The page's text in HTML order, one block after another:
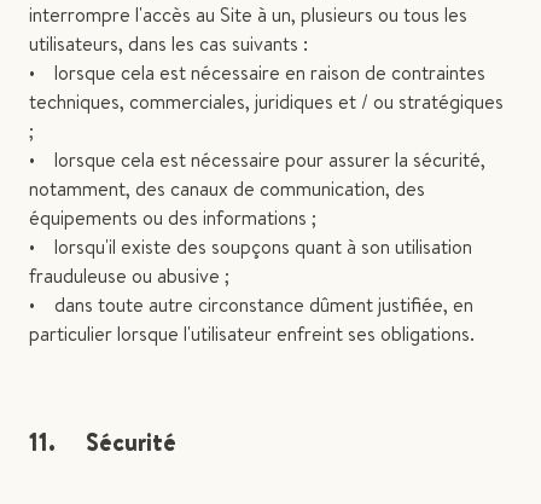
interrompre l'accès au Site à un, plusieurs ou tous les
utilisateurs, dans les cas suivants :
• lorsque cela est nécessaire en raison de contraintes
techniques, commerciales, juridiques et / ou stratégiques
;
• lorsque cela est nécessaire pour assurer la sécurité,
notamment, des canaux de communication, des
équipements ou des informations ;
• lorsqu'il existe des soupçons quant à son utilisation
frauduleuse ou abusive ;
• dans toute autre circonstance dûment justifiée, en
particulier lorsque l'utilisateur enfreint ses obligations.
11. Sécurité